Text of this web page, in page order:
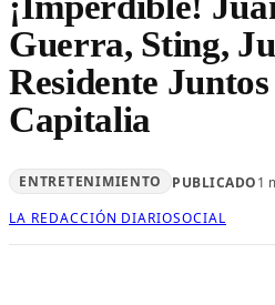
Guerra, Sting,
Residente
Capitalia
ENTRETENIMIENTO PUBLICADO1
LA REDACCIÓN DIARIOSOCIAL